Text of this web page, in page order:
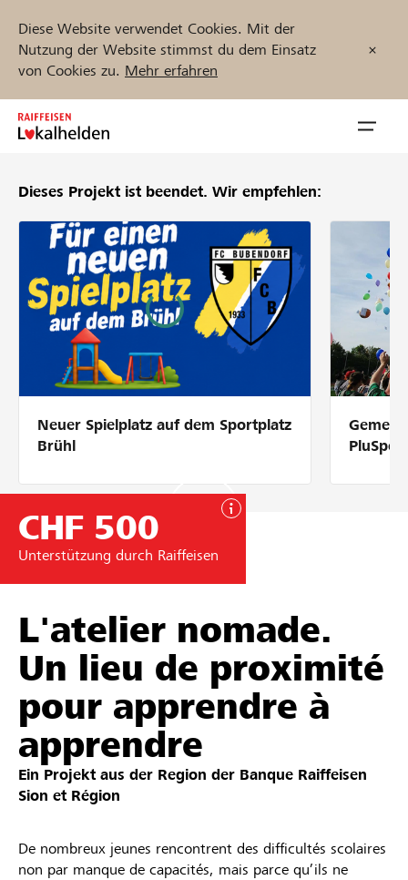
Diese Website verwendet Cookies. Mit der
Nutzung der Website stimmst du dem Einsatz
von Cookies zu. Mehr erfahren
Zum
Inhalt
Unterstützen
Hilfe & Support
Partner / Raiffeisenbank
Anmelden
Projekte und Organisationen finden
DE FR IT
Dieses Projekt ist beendet. Wir empfehlen:
Neuer Spielplatz auf dem Sportplatz
Brühl
CHF 500
Unterstützung durch Raiffeisen
L'atelier nomade.
Un lieu de proximité
pour apprendre à
apprendre
Ein Projekt aus der Region der Banque Raiffeisen
Sion et Région
De nombreux jeunes rencontrent des difficultés scolaires
non par manque de capacités, mais parce qu’ils ne